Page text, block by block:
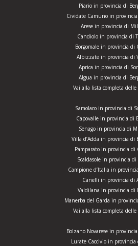
Piario in provincia di
Cividate Camuno in provincia
Arese in provincia di
Candiolo in provincia di
Borgomale in provincia di
Albizzate in provincia di
Aprica in provincia di
Algua in provincia di
Vai alla lista completa
Samolaco in provincia di
Capovalle in provincia di
Senago in provincia di
Villa d’Adda in provincia di
Pamparato in provincia di
Scaldasole in provincia di
Campione d’Italia in
Canelli in provincia di
Valdilana in provincia di
Manerba del Garda in
Vai alla lista completa
Bolzano Novarese in
Lurate Caccivio in provincia